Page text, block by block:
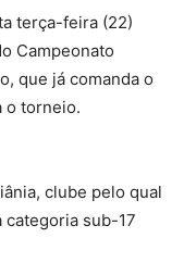
terça-feira (22)
Campeonato
que já comanda o
o torneio.
clube pelo qual
categoria sub-17